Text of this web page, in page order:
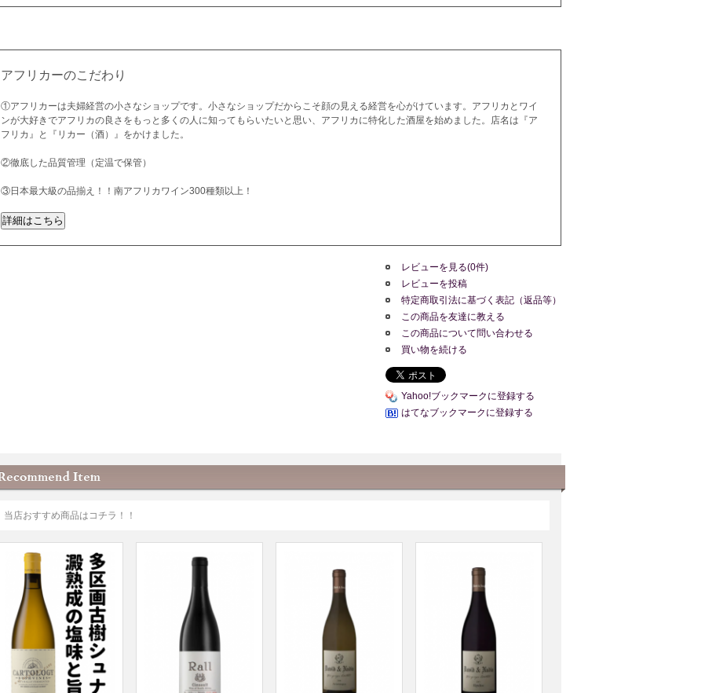
アフリカーのこだわり
①アフリカーは夫婦経営の小さなショップです。小さなショップだからこそ顔の見える経営を心がけています。アフリカとワイ
ンが大好きでアフリカの良さをもっと多くの人に知ってもらいたいと思い、アフリカに特化した酒屋を始めました。店名は『ア
フリカ』と『リカー（酒）』をかけました。
②徹底した品質管理（定温で保管）
③日本最大級の品揃え！！南アフリカワイン300種類以上！
レビューを見る(0件)
レビューを投稿
特定商取引法に基づく表記（返品等）
この商品を友達に教える
この商品について問い合わせる
買い物を続ける
Yahoo!ブックマークに登録する
はてなブックマークに登録する
当店おすすめ商品はコチラ！！